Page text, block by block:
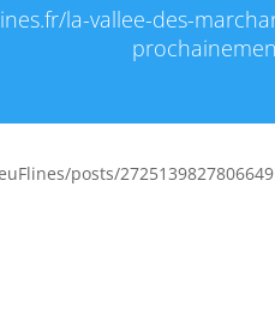
la-vallee-des-
posts/2725139827806649